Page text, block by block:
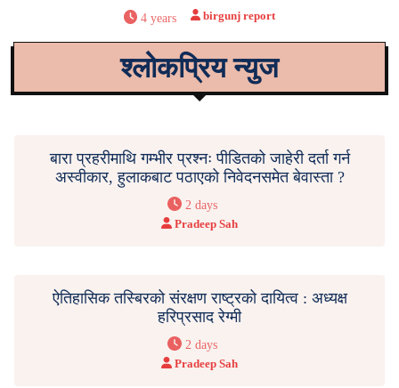
4 years birgunj report
श्लोकप्रिय न्युज
बारा प्रहरीमाथि गम्भीर प्रश्नः पीडितको जाहेरी दर्ता गर्न
अस्वीकार, हुलाकबाट पठाएको निवेदनसमेत बेवास्ता ?
2 days
Pradeep Sah
ऐतिहासिक तस्बिरको संरक्षण राष्ट्रको दायित्व : अध्यक्ष
हरिप्रसाद रेग्मी
2 days
Pradeep Sah